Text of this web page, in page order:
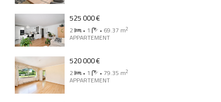
525 000 €
2 • 1 • 69.37 m2
APPARTEMENT
520 000 €
2 • 1 • 79.35 m2
APPARTEMENT